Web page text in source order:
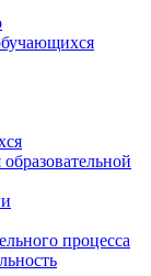
процесса